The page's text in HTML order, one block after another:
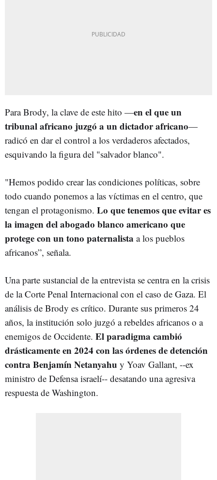
Para Brody, la clave de este hito —en el que un
tribunal africano juzgó a un dictador africano—
radicó en dar el control a los verdaderos afectados,
esquivando la figura del "salvador blanco".
"Hemos podido crear las condiciones políticas, sobre
todo cuando ponemos a las víctimas en el centro, que
tengan el protagonismo. Lo que tenemos que evitar es
la imagen del abogado blanco americano que
protege con un tono paternalista a los pueblos
africanos”, señala.
Una parte sustancial de la entrevista se centra en la crisis
de la Corte Penal Internacional con el caso de Gaza. El
análisis de Brody es crítico. Durante sus primeros 24
años, la institución solo juzgó a rebeldes africanos o a
enemigos de Occidente. El paradigma cambió
drásticamente en 2024 con las órdenes de detención
contra Benjamín Netanyahu y Yoav Gallant, --ex
ministro de Defensa israelí-- desatando una agresiva
respuesta de Washington.